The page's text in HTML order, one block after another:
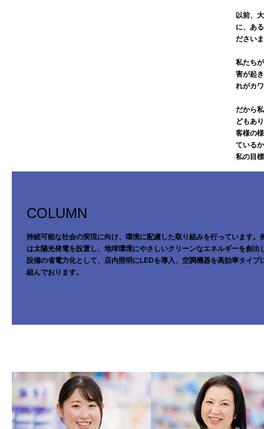
以前、
に、あ
ださい
私たち
害が起
れがカ
だから
どもあ
客様の
ている
私の目
COLUMN
持続可能な社会の実現に向け、環境に配慮した取り組みを行っています。
は太陽光発電を設置し、地球環境にやさしいクリーンなエネルギーを創出
設備の省電力化として、店内照明にLEDを導入、空調機器を高効率タイプ
組んでおります。